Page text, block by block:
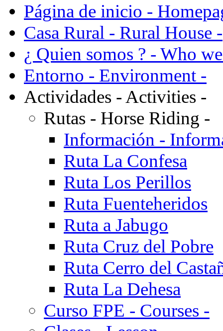
Página de inicio -
Casa Rural - Rural House -
¿ Quien somos ? - Who
Entorno - Environment -
Actividades - Activities -
Rutas - Horse Riding -
Información -
Ruta La Confesa
Ruta Los Perillos
Ruta Fuenteheridos
Ruta a Jabugo
Ruta Cruz del Pobre
Ruta Cerro del
Ruta La Dehesa
Curso FPE - Courses -